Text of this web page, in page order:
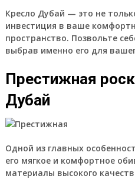
Кресло Дубай — это не
инвестиция в ваше
пространство. Позвольте
выбрав именно его для
Престижная
Дубай
Одной из главных
его мягкое и комфортное
материалы высокого